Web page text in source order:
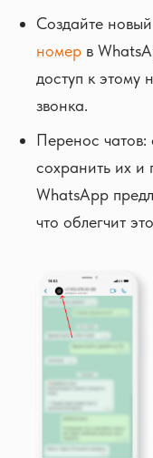
Создайте
номер в
доступ к этому
звонка.
Перенос
сохранить их и
WhatsApp
что облегчит